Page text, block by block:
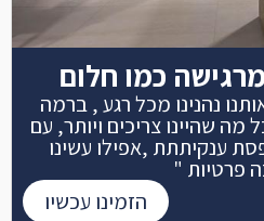
כמו חלום
נהנינו מכל רגע , ברמה
שהיינו צריכים ויותר, עם
ענקיתתת ,אפילו עשינו
פרטיות "
הזמינו עכשיו